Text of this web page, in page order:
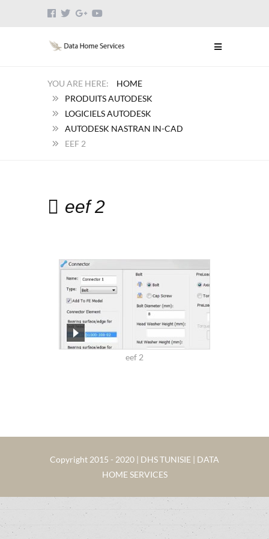
HOME
PRODUITS AUTODESK
LOGICIELS AUTODESK
AUTODESK NASTRAN IN-CAD
EEF 2
eef 2
eef 2
Copyright 2015 - 2020 | DHS TUNISIE | DATA
HOME SERVICES